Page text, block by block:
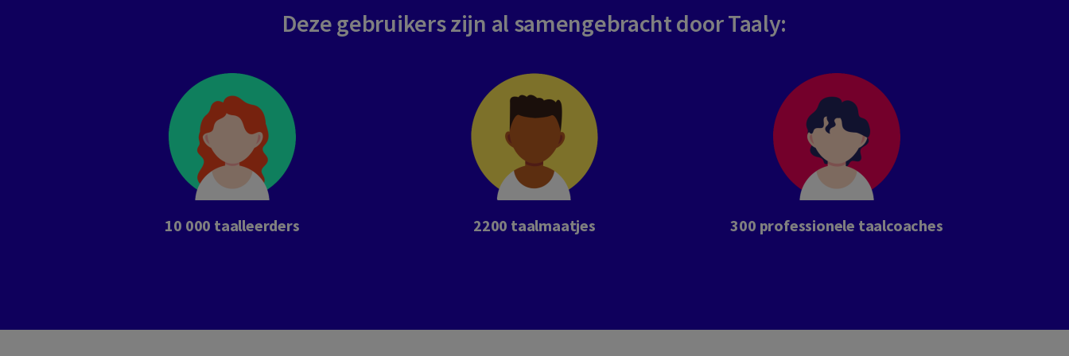
Deze gebruikers zijn al samengebracht door Taaly:
10 000 taalleerders 2200 taalmaatjes 300 professionele taalcoaches